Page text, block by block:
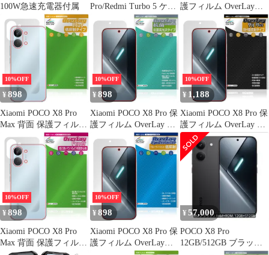
100W急速充電器付属
Pro/Redmi Turbo 5 ケー
ス クリア ネック リン
グ付き ショルダー
xiaomi poco x8 pro ケー
ス 耐衝撃 対応 シャオ
ミPoco X8 Pro スマホケ
ース 肩掛け 斜めかけ
縄掛け 透明 TPU
護フィルム OverLay
Plus Lite for シャオミー
ポコ プロ 高精細液晶対
応 アンチグレア 反射防
止 非光沢 指紋防止
10%OFF
¥ 898
Xiaomi POCO X8 Pro
Max 背面 保護フィルム
OverLay Plus for シャオ
ミー ポコ プロ マック
ス 本体保護 フィルム
10%OFF
¥ 898
Xiaomi POCO X8 Pro 保
護フィルム OverLay 抗
菌 Brilliant for シャオミ
ー ポコ プロ Hydro Ag+
抗菌 抗ウイルス 高光沢
10%OFF
¥ 1,188
Xiaomi POCO X8 Pro 保
護フィルム OverLay 9H
Plus for シャオミー ポ
コ プロ 9H 高硬度 アン
チグレア 反射防止
10%OFF
¥898
Xiaomi POCO X8 Pro
Max 背面 保護フィルム
10%OFF
¥ 898
Xiaomi POCO X8 Pro 保
護フィルム OverLay
¥ 57,000
POCO X8 Pro
12GB/512GB ブラック